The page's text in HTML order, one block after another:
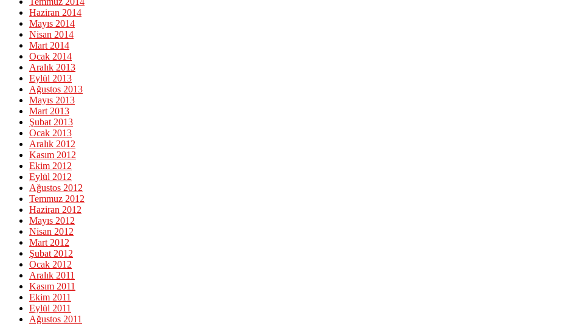
Haziran 2014
Mayıs 2014
Nisan 2014
Mart 2014
Ocak 2014
Aralık 2013
Eylül 2013
Ağustos 2013
Mayıs 2013
Mart 2013
Şubat 2013
Ocak 2013
Aralık 2012
Kasım 2012
Ekim 2012
Eylül 2012
Ağustos 2012
Temmuz 2012
Haziran 2012
Mayıs 2012
Nisan 2012
Mart 2012
Şubat 2012
Ocak 2012
Aralık 2011
Kasım 2011
Ekim 2011
Eylül 2011
Ağustos 2011